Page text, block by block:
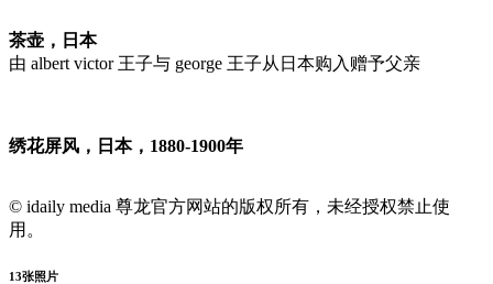
茶壶，日本
由 albert victor 王子与 george 王子从日本购入赠予父亲
绣花屏风，日本，1880-1900年
© idaily media 尊龙官方网站的版权所有，未经授权禁止使
用。
13张照片